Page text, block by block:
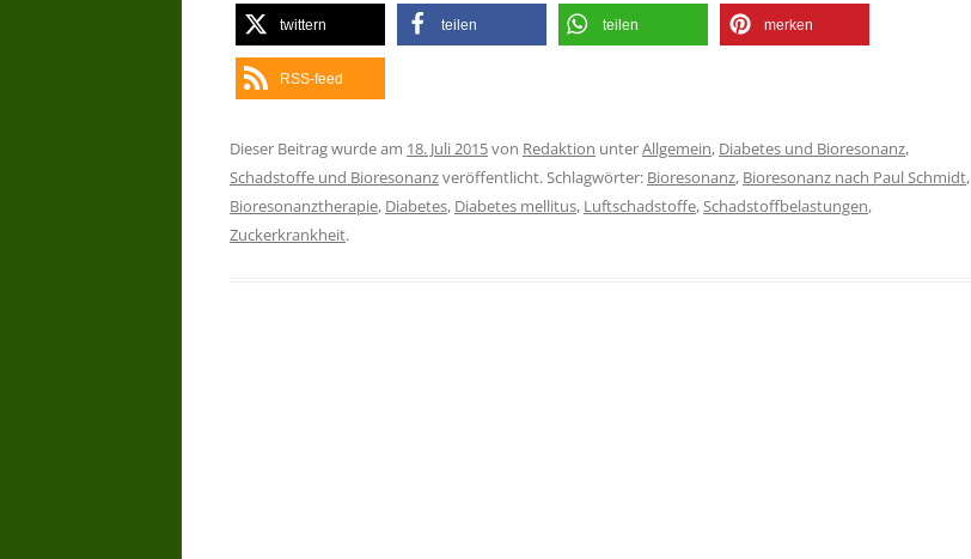
twittern teilen teilen merken
RSS-feed
Dieser Beitrag wurde am 18. Juli 2015von Redaktion unterAllgemein, Diabetes und Bioresonanz,
Schadstoffe und Bioresonanzveröffentlicht. Schlagwörter: Bioresonanz, Bioresonanz nach Paul Schmidt,
Bioresonanztherapie, Diabetes, Diabetes mellitus, Luftschadstoffe,Schadstoffbelastungen,
Zuckerkrankheit.